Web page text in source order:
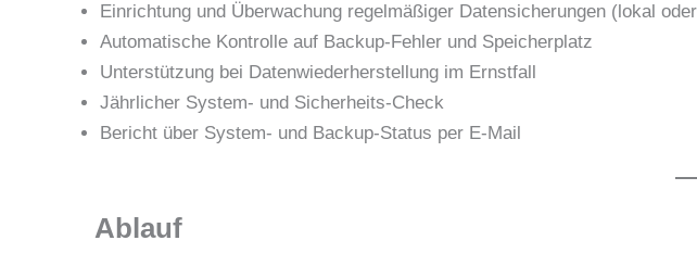
Einrichtung und Überwachung regelmäßiger Datensicherungen (lokal
Automatische Kontrolle auf Backup-Fehler und Speicherplatz
Unterstützung bei Datenwiederherstellung im Ernstfall
Jährlicher System- und Sicherheits-Check
Bericht über System- und Backup-Status per E-Mail
Ablauf